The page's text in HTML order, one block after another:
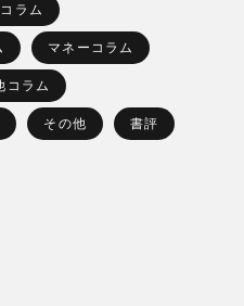
ラム
マネーコラム
コラム
その他 書評